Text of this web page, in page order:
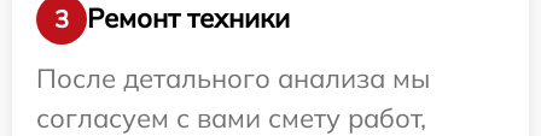
3
Ремонт техники
После детального анализа мы
согласуем с вами смету работ,